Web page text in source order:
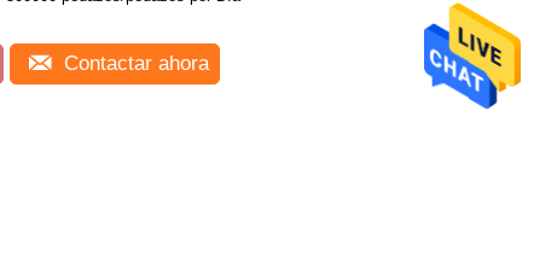
Contactar ahora